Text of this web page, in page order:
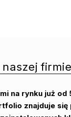
naszej
na rynku już od
znajduje się